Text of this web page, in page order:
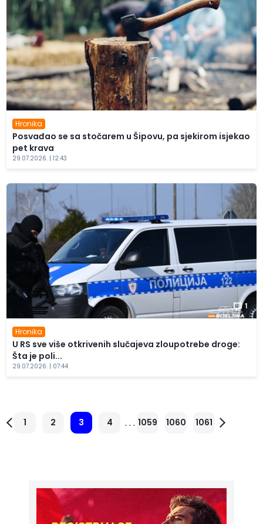
Hronika
Posvađao se sa stočarem u Šipovu, pa sjekirom isjekao
pet krava
29.07.2026. | 12:43
1
Hronika
U RS sve više otkrivenih slučajeva zloupotrebe droge:
Šta je poli...
29.07.2026. | 07:44
1 2 3 4 . . . 1059 1060 1061